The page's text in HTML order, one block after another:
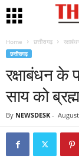
Home छत्तीसगढ़
छत्तीसगढ़
रक्षाबंधन के
साय को
By NEWSDESK -